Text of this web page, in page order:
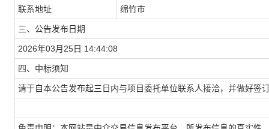
联系地址 绵竹市
三、公告发布日期
2026年03月25日 14:44:08
四、中标须知
请于自本公告发布起三日内与项目委托单位联系人接洽，并做好签